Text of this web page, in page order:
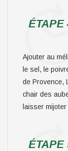
ÉTAPE
Ajouter au
le sel, le
de Provence,
chair des
laisser
ÉTAPE